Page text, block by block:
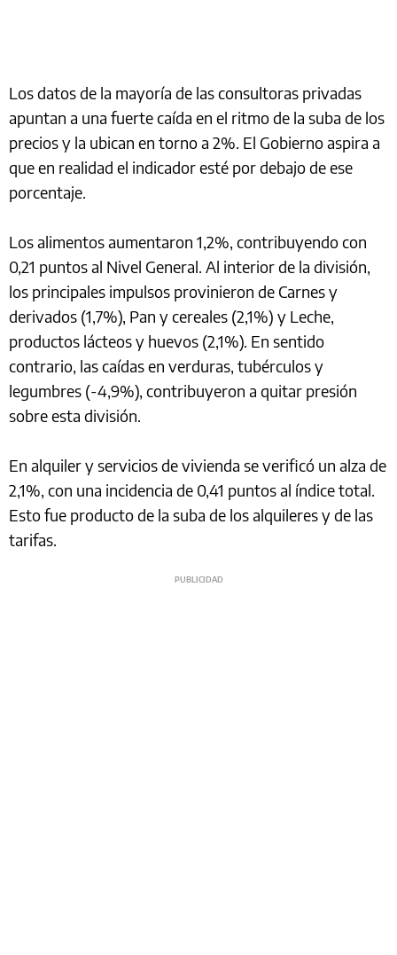
Los datos de la mayoría de las consultoras privadas
apuntan a una fuerte caída en el ritmo de la suba de los
precios y la ubican en torno a 2%. El Gobierno aspira a
que en realidad el indicador esté por debajo de ese
porcentaje.
Los alimentos aumentaron 1,2%, contribuyendo con
0,21 puntos al Nivel General. Al interior de la división,
los principales impulsos provinieron de Carnes y
derivados (1,7%), Pan y cereales (2,1%) y Leche,
productos lácteos y huevos (2,1%). En sentido
contrario, las caídas en verduras, tubérculos y
legumbres (-4,9%), contribuyeron a quitar presión
sobre esta división.
En alquiler y servicios de vivienda se verificó un alza de
2,1%, con una incidencia de 0,41 puntos al índice total.
Esto fue producto de la suba de los alquileres y de las
tarifas.